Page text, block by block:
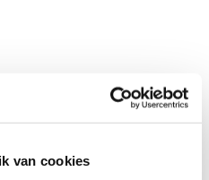
van cookies
een groot gedeelte
ingevuld.
en